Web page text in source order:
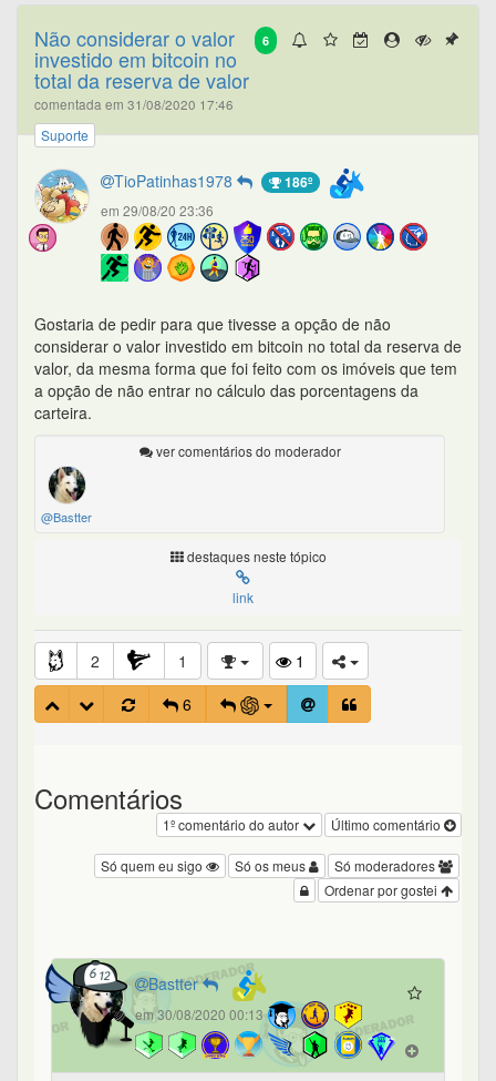
6
Não considerar o valor
investido em bitcoin no
total da reserva de valor
comentada em 31/08/2020 17:46
Suporte
TioPatinhas1978 186º
em 29/08/20 23:36
Gostaria de pedir para que tivesse a opção de não
considerar o valor investido em bitcoin no total da reserva de
valor, da mesma forma que foi feito com os imóveis que tem
a opção de não entrar no cálculo das porcentagens da
carteira.
ver comentários do moderador
@Bastter
destaques neste tópico
link
2 1
1
6
Comentários
Último comentário
1º comentário do autor
Só moderadores
Só os meus
Só quem eu sigo
Ordenar por gostei
Bastter
em 30/08/2020 00:13